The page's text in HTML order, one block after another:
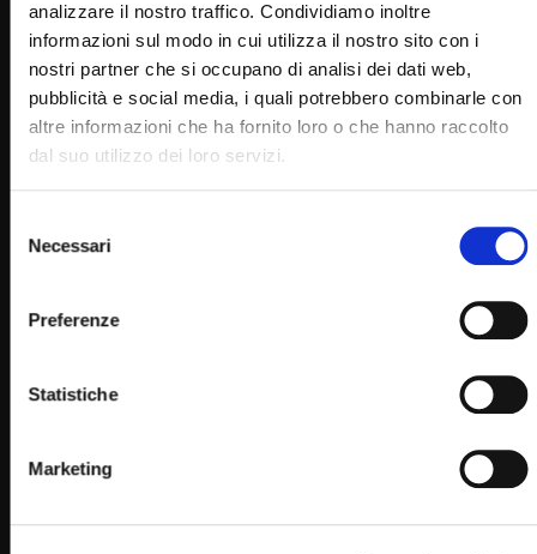
analizzare il nostro traffico. Condividiamo inoltre
informazioni sul modo in cui utilizza il nostro sito con i
nostri partner che si occupano di analisi dei dati web,
pubblicità e social media, i quali potrebbero combinarle con
altre informazioni che ha fornito loro o che hanno raccolto
dal suo utilizzo dei loro servizi.
delNecessari
Preferenze
Statistiche
Marketing
04:41
STAFF
0
9.6K